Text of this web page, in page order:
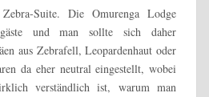
Suite. Die Omurenga Lodge
und man sollte sich daher
aus Zebrafell, Leopardenhaut oder
da eher neutral eingestellt, wobei
verständlich ist, warum man